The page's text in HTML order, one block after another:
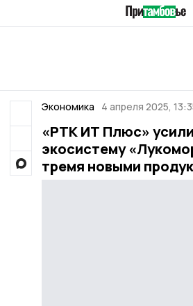
Экономика 4 апреля 2025,
«РТК ИТ Плюс»
экосистему
тремя новыми